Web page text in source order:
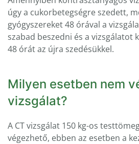
úgy a cukorbetegségre szedett,
gyógyszereket 48 órával a
szabad beszedni és a vizsgálatot
48 órát az újra szedésükkel.
Milyen esetben nem
vizsgálat?
A CT vizsgálat 150 kg-os
végezhető, ebben az esetben a